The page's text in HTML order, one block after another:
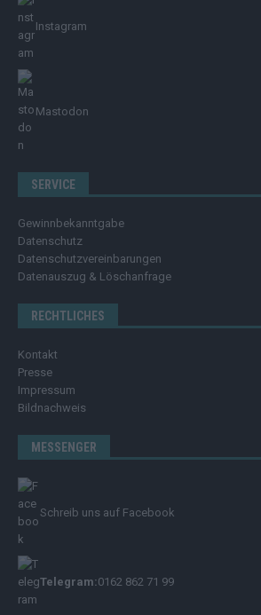
Instagram
Mastodon
SERVICE
Gewinnbekanntgabe
Datenschutz
Datenschutzvereinbarungen
Datenauszug & Löschanfrage
RECHTLICHES
Kontakt
Presse
Impressum
Bildnachweis
MESSENGER
Schreib uns auf Facebook
Telegram:0162 862 71 99